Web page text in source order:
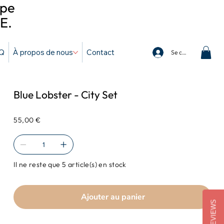
Se connecter
À propos de nous Contact
Blue Lobster - City Set
55,00 €
Il ne reste que 5 article(s) en stock
Ajouter au panier
REVIEWS